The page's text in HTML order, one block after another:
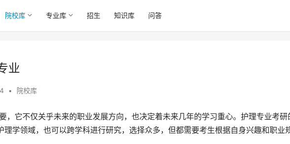
院校库 专业库 招生 知识库 问答
业
• 院校库
理学领域，也可以跨学科进行研究，选择众多，但都需要考生根据自身兴趣和职业